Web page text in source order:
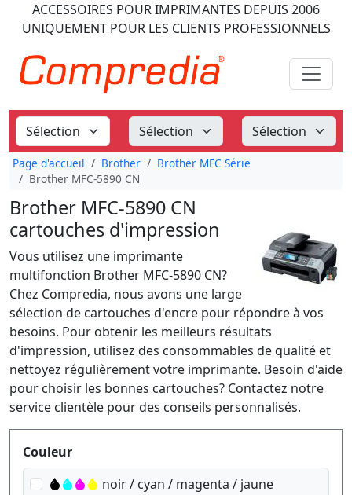
ACCESSOIRES POUR IMPRIMANTES DEPUIS 2006
UNIQUEMENT POUR LES CLIENTS PROFESSIONNELS
Page d'accueil Brother
Brother MFC Série
Brother MFC-5890 CN
Brother MFC-5890 CN
cartouches d'impression
Vous utilisez une imprimante
multifonction Brother MFC-5890 CN?
Chez Compredia, nous avons une large
sélection de cartouches d'encre pour répondre à vos
besoins. Pour obtenir les meilleurs résultats
d'impression, utilisez des consommables de qualité et
nettoyez régulièrement votre imprimante. Besoin d'aide
pour choisir les bonnes cartouches? Contactez notre
service clientèle pour des conseils personnalisés.
Produktfilter
Couleur
noir / cyan / magenta / jaune